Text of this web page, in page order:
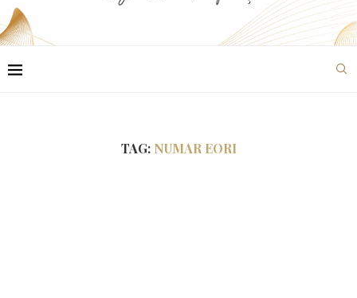
TAG: NUMAR EORI